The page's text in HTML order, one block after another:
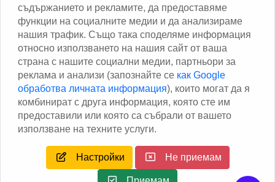
Изчисли доставката със Спиди
Facebook
съдържанието и рекламите, да предоставяме
функции на социалните медии и да анализираме
нашия трафик. Също така споделяме информация
относно използването на нашия сайт от ваша
страна с нашите социални медии, партньори за
реклама и анализи (запознайте се как Google
обработва личната информация), които могат да я
комбинират с друга информация, която сте им
предоставили или която са събрали от вашето
използване на техните услуги.
Настройки Не приемам
Copyright © 2013 - 2026Дейтаком ООДAuthor
rights reserved.